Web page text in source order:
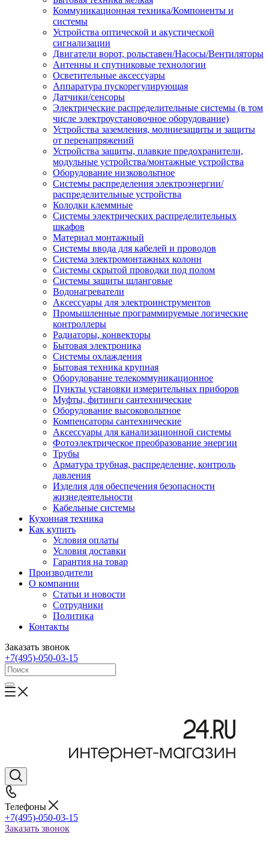
Коммуникационная техника/Компоненты и
системы
Устройства оптической и акустической
сигнализации
Двигатели ворот, рольставен/Насосы/Вентиляторы
Антенны и спутниковые технологии
Осветительные аксессуары
Аппаратура пускорегулирующая
Датчики/сенсоры
Электрические распределительные системы (в том
числе электроустановочное оборудование)
Устройства заземления, молниезащиты и защиты
от перенапряжений
Устройства защиты, плавкие предохранители,
модульные устройства/монтажные устройства
Оборудование низковольтное
Системы распределения электроэнергии/
распределительные устройства
Колодки клеммные
Системы электрических распределительных
шкафов
Материал монтажный
Системы ввода для кабелей и проводов
Система электромонтажных колонн
Системы скрытой проводки под полом
Системы защиты шланговые
Водонагреватели
Аксессуары для электроинструментов
Промышленные программируемые логические
контроллеры
Радиаторы, конвекторы
Бытовая электроника
Системы охлаждения
Бытовая техника крупная
Оборудование телекоммуникационное
Пункты установки измерительных приборов
Муфты, фитинги сантехнические
Оборудование высоковольтное
Компенсаторы сантехнические
Аксессуары для канализационной системы
Фотоэлектрическое преобразование энергии
Трубы
Арматура трубная, распределение, контроль
давления
Изделия для обеспечения безопасности
жизнедеятельности
Кабельные системы
Кухонная техника
Как купить
Условия оплаты
Условия доставки
Гарантия на товар
Производители
О компании
Статьи и новости
Сотрудники
Политика
Контакты
Заказать звонок
+7(495)-050-03-15
Телефоны
+7(495)-050-03-15
Заказать звонок